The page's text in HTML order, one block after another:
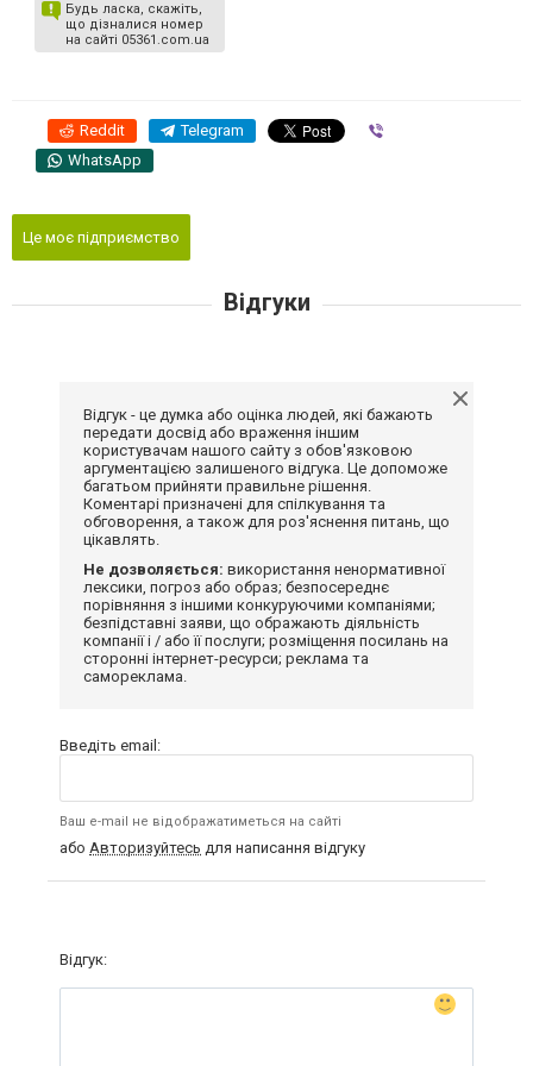
Будь ласка, скажіть,
що дізналися номер
на сайті 05361.com.ua
Reddit Telegram
WhatsApp
Це моє підприємство
Відгуки
Відгук - це думка або оцінка людей, які бажають
передати досвід або враження іншим
користувачам нашого сайту з обов'язковою
аргументацією залишеного відгука. Це допоможе
багатьом прийняти правильне рішення.
Коментарі призначені для спілкування та
обговорення, а також для роз'яснення питань, що
цікавлять.
Не дозволяється: використання ненормативної
лексики, погроз або образ; безпосереднє
порівняння з іншими конкуруючими компаніями;
безпідставні заяви, що ображають діяльність
компанії і / або її послуги; розміщення посилань на
сторонні інтернет-ресурси; реклама та
самореклама.
Введіть email:
Ваш e-mail не відображатиметься на сайті
або Авторизуйтесь для написання відгуку
Відгук: